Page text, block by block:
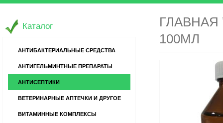
ГЛАВНАЯ
100МЛ
Каталог
АНТИБАКТЕРИАЛЬНЫЕ СРЕДСТВА
АНТИГЕЛЬМИНТНЫЕ ПРЕПАРАТЫ
АНТИСЕПТИКИ
ВЕТЕРИНАРНЫЕ АПТЕЧКИ И ДРУГОЕ
ВИТАМИННЫЕ КОМПЛЕКСЫ